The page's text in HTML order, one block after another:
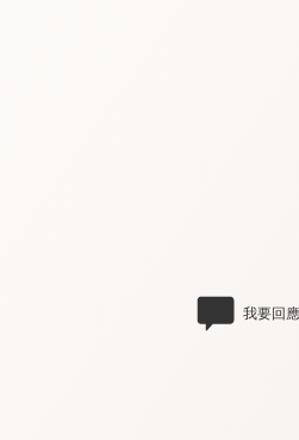
我要回應